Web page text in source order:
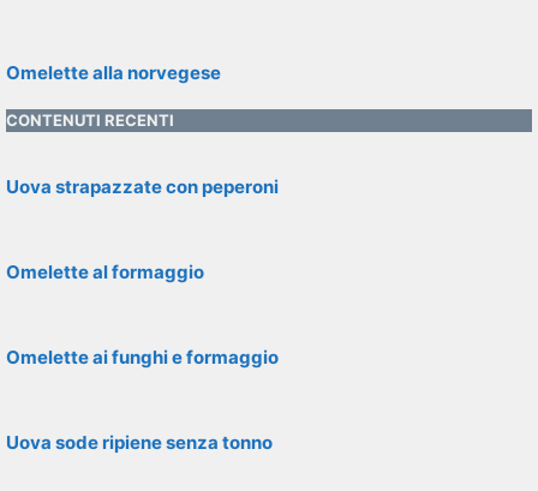
Omelette alla norvegese
CONTENUTI RECENTI
Uova strapazzate con peperoni
Omelette al formaggio
Omelette ai funghi e formaggio
Uova sode ripiene senza tonno